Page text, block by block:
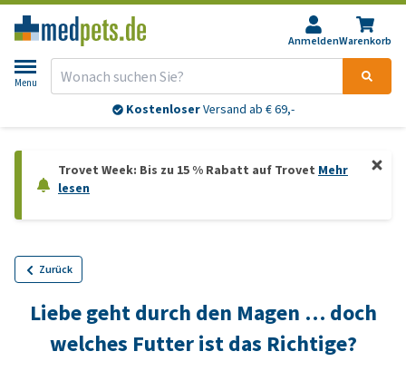
AnmeldenWarenkorb
Menu
KostenloserVersand ab € 69,-
Trovet Week: Bis zu 15 % Rabatt auf Trovet Mehr
lesen
Zurück
Liebe geht durch den Magen … doch
welches Futter ist das Richtige?